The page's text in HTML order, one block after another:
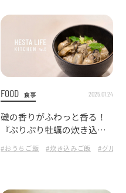
#兵庫県 #レシピ #料理 #おうち
FOOD 食事 2025.01.24
磯の香りがふわっと香る！
『ぷりぷり牡蠣の炊き込み
#おうちご飯 #炊き込みご飯 #グルメ